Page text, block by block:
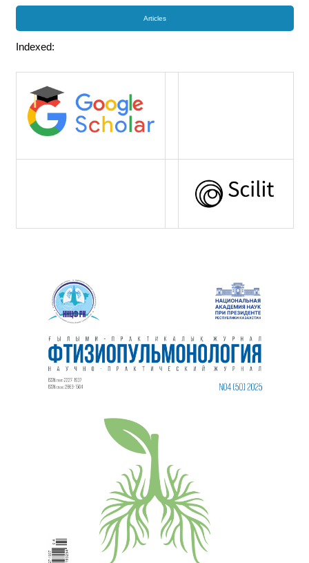
Articles
Indexed: